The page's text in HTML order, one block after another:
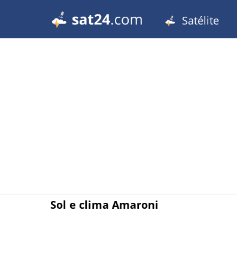
Satélite
Sol e clima Amaroni